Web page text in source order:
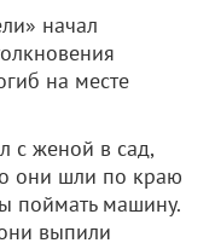
начал
на месте
с женой в сад,
они шли по краю
поймать машину.
выпили